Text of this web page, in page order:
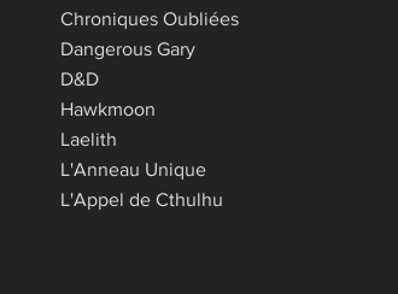
Chroniques Oubliées
​Dangerous Gary
D&D
Hawkmoon
Laelith
L'Anneau Unique
L'Appel de Cthulhu​​